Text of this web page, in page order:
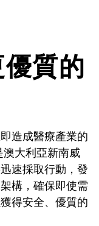
優質的
造成醫療產業的
大利亞新南威
速採取行動，發
構，確保即使需
得安全、優質的